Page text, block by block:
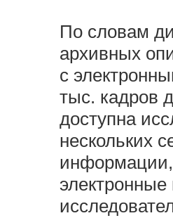
По словам
архивных
с
тыс. кадров
доступна
нескольких
информации,